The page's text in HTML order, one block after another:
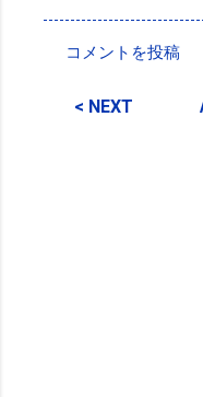
メ
コメントを投稿
< NEXT